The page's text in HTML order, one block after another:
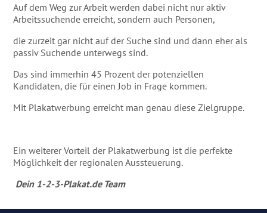
Auf dem Weg zur Arbeit werden dabei nicht nur aktiv
Arbeitssuchende erreicht, sondern auch Personen,
die zurzeit gar nicht auf der Suche sind und dann eher als
passiv Suchende unterwegs sind.
Das sind immerhin 45 Prozent der potenziellen
Kandidaten, die für einen Job in Frage kommen.
Mit Plakatwerbung erreicht man genau diese Zielgruppe.
Ein weiterer Vorteil der Plakatwerbung ist die perfekte
Möglichkeit der regionalen Aussteuerung.
Dein 1-2-3-Plakat.de Team